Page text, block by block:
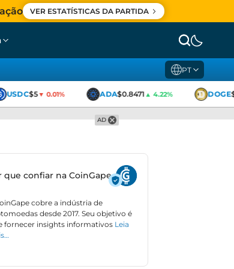
VER ESTATÍSTICAS DA PARTIDA
PT
USDC$5▼ 0.01% ADA$0.8471▲ 4.22% DOGE
AD
que confiar na CoinGape
cobre a indústria de
desde 2017. Seu objetivo é
fornecer insights informativos Leia